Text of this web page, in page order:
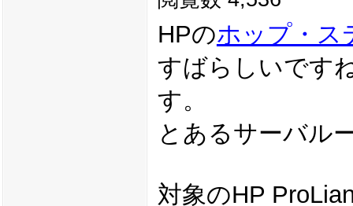
HPのホップ・ス
すばらしいです
す。
とあるサーバル
対象のHP